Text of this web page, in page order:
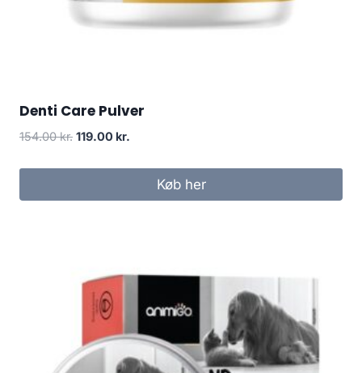
Denti Care Pulver
154.00kr. Den
pris
119.00 kr.
pris
Køb her